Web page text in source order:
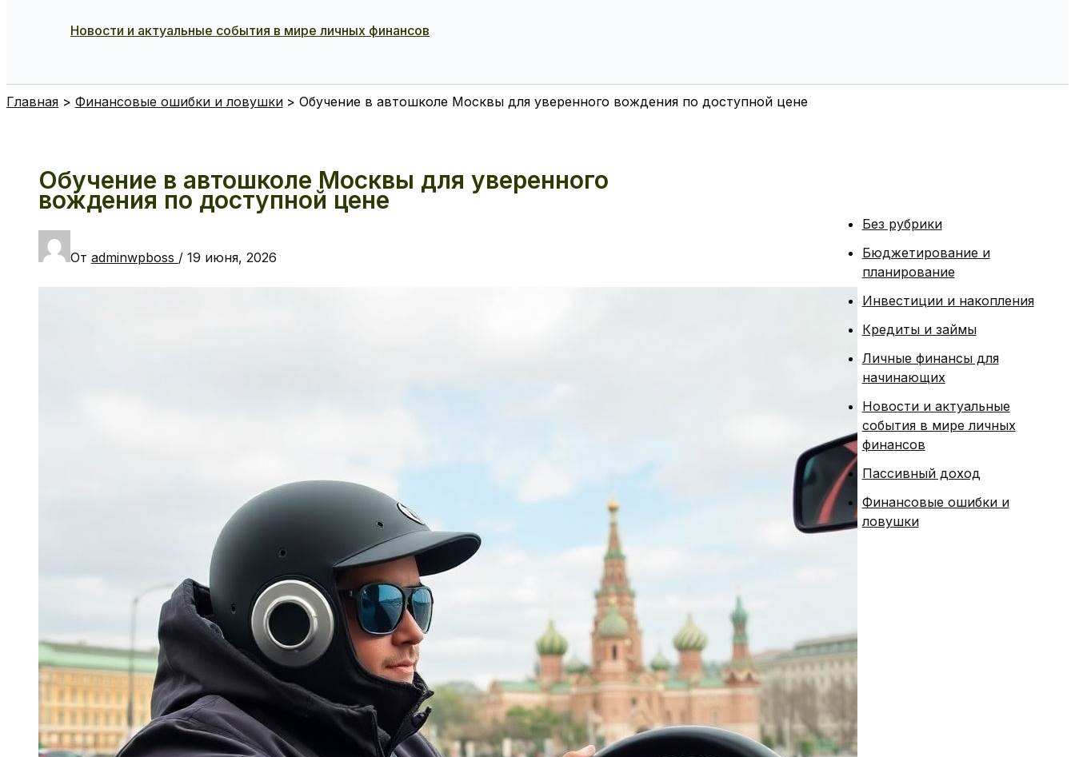
Новости и актуальные события в мире личных финансов
Главная Финансовые ошибки и ловушки Обучение в автошколе Москвы для уверенного вождения по доступной цене
Обучение в автошколе Москвы для уверенного
вождения по доступной цене
От adminwpboss / 19 июня, 2026
Без рубрики
Бюджетирование и
планирование
Инвестиции и накопления
Кредиты и займы
Личные финансы для
начинающих
Новости и актуальные
события в мире личных
финансов
Пассивный доход
Финансовые ошибки и
ловушки